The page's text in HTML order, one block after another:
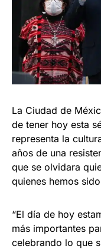
La Ciudad de
de tener hoy esta
representa la
años de una
que se olvidara
quienes hemos
“El día de hoy
más importantes
celebrando lo que